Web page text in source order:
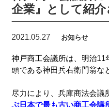
企業』として紹
2021.05.27 お知らせ
神戸商工会議所は、明治11
頭である神田兵右衛門翁な
尽力により、兵庫商法会議
ぶ日本で最も古い商工会議